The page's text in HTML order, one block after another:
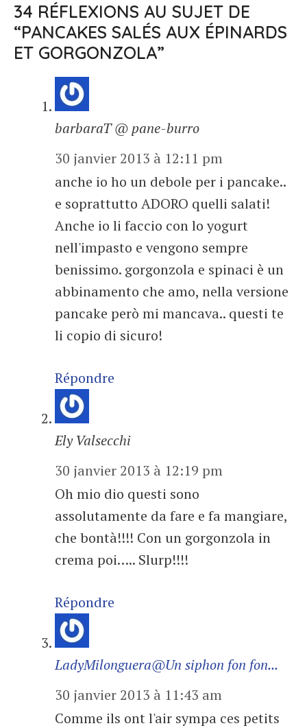
34 RÉFLEXIONS AU SUJET DE
“PANCAKES SALÉS AUX ÉPINARDS
ET GORGONZOLA”
barbaraT @ pane-burro
30 janvier 2013 à 12:11 pm
anche io ho un debole per i pancake..
e soprattutto ADORO quelli salati!
Anche io li faccio con lo yogurt
nell'impasto e vengono sempre
benissimo. gorgonzola e spinaci è un
abbinamento che amo, nella versione
pancake però mi mancava.. questi te
li copio di sicuro!
Répondre
Ely Valsecchi
30 janvier 2013 à 12:19 pm
Oh mio dio questi sono
assolutamente da fare e fa mangiare,
che bontà!!!! Con un gorgonzola in
crema poi….. Slurp!!!!
Répondre
LadyMilonguera@Un siphon fon fon...
30 janvier 2013 à 11:43 am
Comme ils ont l'air sympa ces petits